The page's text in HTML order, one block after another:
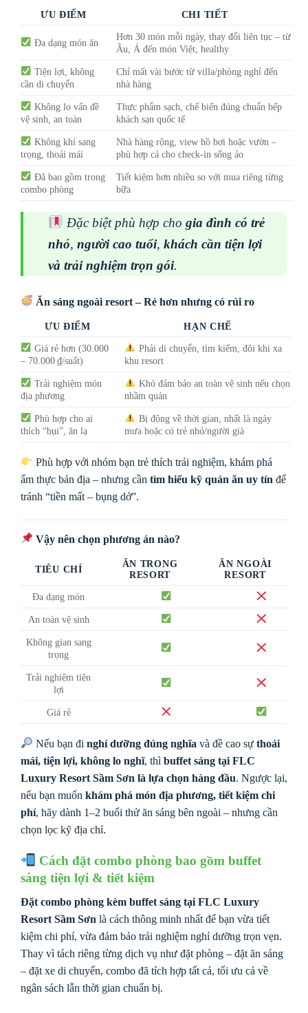
ƯU ĐIỂM CHI TIẾT
Đa dạng món ăn
Hơn 30 món mỗi ngày, thay đổi liên tục – từ
Âu, Á đến món Việt, healthy
Tiện lợi, không
cần di chuyển
Chỉ mất vài bước từ villa/phòng nghỉ đến
nhà hàng
Không lo vấn đề
vệ sinh, an toàn
Thực phẩm sạch, chế biến đúng chuẩn bếp
khách sạn quốc tế
Không khí sang
trọng, thoải mái
Nhà hàng rộng, view hồ bơi hoặc vườn –
phù hợp cả cho check-in sống ảo
Đã bao gồm trong
combo phòng
Tiết kiệm hơn nhiều so với mua riêng từng
bữa
Đặc biệt phù hợp cho gia đình có trẻ
nhỏ, người cao tuổi, khách cần tiện lợi
và trải nghiệm trọn gói.
Ăn sáng ngoài resort – Rẻ hơn nhưng có rủi ro
ƯU ĐIỂM
HẠN CHẾ
Giá rẻ hơn (30.000
– 70.000 ₫/suất)
Phải di chuyển, tìm kiếm, đôi khi xa
khu resort
Trải nghiệm món
địa phương
Khó đảm bảo an toàn vệ sinh nếu chọn
nhầm quán
Phù hợp cho ai
thích “bụi”, ăn lạ
Bị động về thời gian, nhất là ngày
mưa hoặc có trẻ nhỏ/người già
Phù hợp với nhóm bạn trẻ thích trải nghiệm, khám phá
ẩm thực bản địa – nhưng cần tìm hiểu kỹ quán ăn uy tín để
tránh “tiền mất – bụng dở”.
Vậy nên chọn phương án nào?
TIÊU CHÍ
ĂN TRONG
RESORT
ĂN NGOÀI
RESORT
Đa dạng món
An toàn vệ sinh
Không gian sang
trọng
Trải nghiệm tiện
lợi
Giá rẻ
Nếu bạn đinghỉ dưỡng đúng nghĩa và đề cao sựthoải
mái, tiện lợi, không lo nghĩ, thì buffet sáng tại FLC
Luxury Resort Sầm Sơn là lựa chọn hàng đầu. Ngược lại,
nếu bạn muốn khám phá món địa phương, tiết kiệm chi
phí, hãy dành 1–2 buổi thử ăn sáng bên ngoài – nhưng cần
chọn lọc kỹ địa chỉ.
Cách đặt combo phòng bao gồm buffet
sáng tiện lợi & tiết kiệm
Đặt combo phòng kèm buffet sáng tại FLC Luxury
Resort Sầm Sơn là cách thông minh nhất để bạn vừa tiết
kiệm chi phí, vừa đảm bảo trải nghiệm nghỉ dưỡng trọn vẹn.
Thay vì tách riêng từng dịch vụ như đặt phòng – đặt ăn sáng
– đặt xe di chuyển, combo đã tích hợp tất cả, tối ưu cả về
ngân sách lẫn thời gian chuẩn bị.